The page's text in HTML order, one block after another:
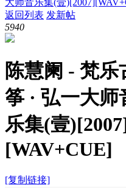
返回列表 发新帖
5940
陈慧阑 - 梵乐
筝 · 弘一大师
乐集(壹
[WAV+CUE]
[复制链接]